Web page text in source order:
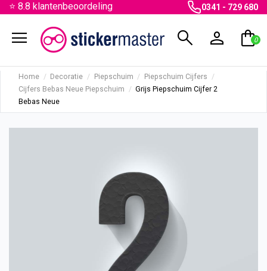
⭐ 8.8 klantenbeoordeling 0341 - 729 680
menu search person shopping_bag
0
Home Decoratie Piepschuim
Piepschuim Cijfers
Cijfers Bebas Neue Piepschuim
Grijs Piepschuim Cijfer 2
Bebas Neue